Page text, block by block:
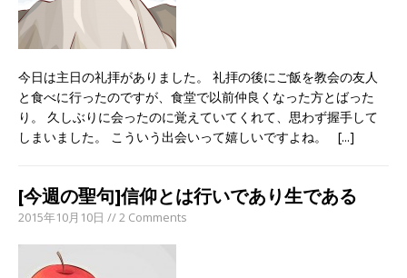
今日は主日の礼拝がありました。 礼拝の後にご飯を教会の友人
と食べに行ったのですが、食堂で以前仲良くなった方とばった
り。 久しぶりに会ったのに覚えていてくれて、思わず握手して
しまいました。 こういう出会いって嬉しいですよね。 [...]
[今週の聖句]信仰とは行いであり生である
2015年10月10日 // 2 Comments